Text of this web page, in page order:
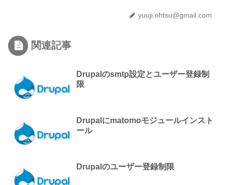
yuuji.ohtsu@gmail.com
関連記事
Drupalのsmtp設定とユーザー登録制
限
Drupalにmatomoモジュールインスト
ール
Drupalのユーザー登録制限